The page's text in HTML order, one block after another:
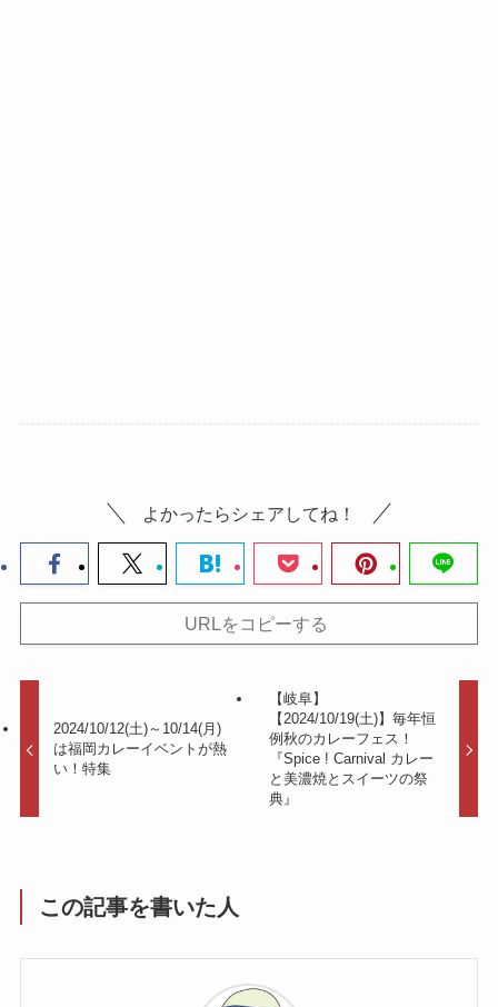
よかったらシェアしてね！
URLをコピーする
2024/10/12(土)～10/14(月)
は福岡カレーイベントが熱
い！特集
【岐阜】
【2024/10/19(土)】毎年恒
例秋のカレーフェス！
『Spice ! Carnival カレー
と美濃焼とスイーツの祭
典』
この記事を書いた人